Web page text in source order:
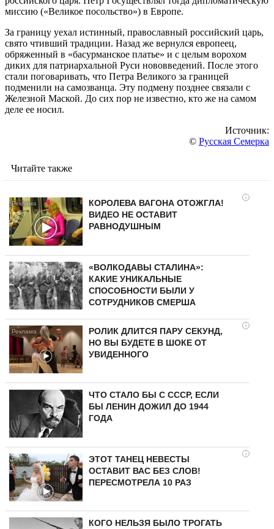
миссию («Великое посольство») в Европе.
За границу уехал истинный, православный российский царь,
свято чтивший традиции. Назад же вернулся европеец,
обряженный в «басурманское платье» и с целым ворохом
диких для патриархальной Руси нововведений. После этого
стали поговаривать, что Петра Великого за границей
подменили на самозванца. Эту подмену позднее связали с
Железной Маской. До сих пор не известно, кто же на самом
деле ее носил.
Источник:
© Русская Семерка
Читайте также
i
КОРОЛЕВА ВАГОНА ОТОЖГЛА!
ВИДЕО НЕ ОСТАВИТ
РАВНОДУШНЫМ
«ВОЛКОДАВЫ СТАЛИНА»:
КАКИЕ УНИКАЛЬНЫЕ
СПОСОБНОСТИ БЫЛИ У
СОТРУДНИКОВ СМЕРША
i
РОЛИК ДЛИТСЯ ПАРУ СЕКУНД,
НО ВЫ БУДЕТЕ В ШОКЕ ОТ
УВИДЕННОГО
ЧТО СТАЛО БЫ С СССР, ЕСЛИ
БЫ ЛЕНИН ДОЖИЛ ДО 1944
ГОДА
i
ЭТОТ ТАНЕЦ НЕВЕСТЫ
ОСТАВИТ ВАС БЕЗ СЛОВ!
ПЕРЕСМОТРЕЛА 10 РАЗ
КОГО НЕЛЬЗЯ БЫЛО ТРОГАТЬ